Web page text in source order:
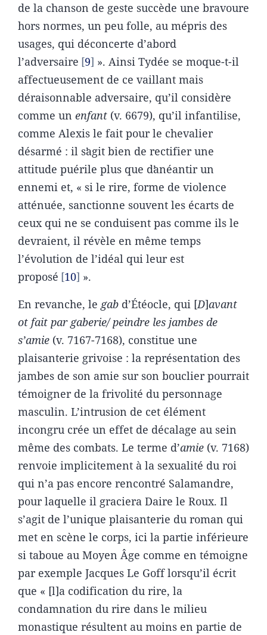
de la chanson de geste succède une bravoure
hors normes, un peu folle, au mépris des
usages, qui déconcerte d’abord
l’adversaire 9 ». Ainsi Tydée se moque-t-il
affectueusement de ce vaillant mais
déraisonnable adversaire, qu’il considère
comme un enfant (v. 6679), qu’il infantilise,
comme Alexis le fait pour le chevalier
désarmé : il sʼagit bien de rectifier une
attitude puérile plus que dʼanéantir un
ennemi et, « si le rire, forme de violence
atténuée, sanctionne souvent les écarts de
ceux qui ne se conduisent pas comme ils le
devraient, il révèle en même temps
l’évolution de l’idéal qui leur est
proposé 10 ».
En revanche, le gab d’Étéocle, qui [D]avant
ot fait par gaberie/ peindre les jambes de
s’amie (v. 7167-7168), constitue une
plaisanterie grivoise : la représentation des
jambes de son amie sur son bouclier pourrait
témoigner de la frivolité du personnage
masculin. L’intrusion de cet élément
incongru crée un effet de décalage au sein
même des combats. Le terme d’amie (v. 7168)
renvoie implicitement à la sexualité du roi
qui n’a pas encore rencontré Salamandre,
pour laquelle il graciera Daire le Roux. Il
s’agit de l’unique plaisanterie du roman qui
met en scène le corps, ici la partie inférieure
si taboue au Moyen Âge comme en témoigne
par exemple Jacques Le Goff lorsqu’il écrit
que « [l]a codification du rire, la
condamnation du rire dans le milieu
monastique résultent au moins en partie de